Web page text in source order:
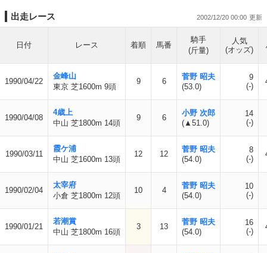
出走レース 2002/12/20 00:00
日付 レース 着順 馬番
騎手
(斤量)
人気
(オッズ)
1990/04/22
金峰山
東京 芝1600m 9頭
9 6
菅野 昭夫
(53.0)
9
(-)
1990/04/08
4歳上
中山 芝1800m 14頭
9 6
小野 次郎
(▲51.0)
14
(-)
1990/03/11
霞ケ浦
中山 芝1600m 13頭
12 12
菅野 昭夫
(54.0)
8
(-)
1990/02/04
太宰府
小倉 芝1800m 12頭
10 4
菅野 昭夫
(54.0)
10
(-)
1990/01/21
若潮賞
中山 芝1800m 16頭
3 13
菅野 昭夫
(54.0)
16
(-)